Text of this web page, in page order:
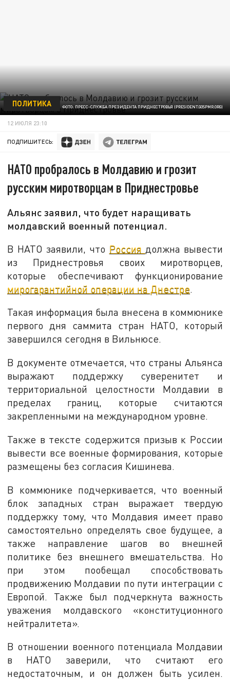
ФОТО: ПРЕСС-СЛУЖБА ПРЕЗИДЕНТА ПРИДНЕСТРОВЬЯ (PRESIDENT.GOSPMR.ORG)
ПОЛИТИКА
12 ИЮЛЯ 23:10
ПОДПИШИТЕСЬ:
НАТО пробралось в Молдавию и грозит
русским миротворцам в Приднестровье
Альянс заявил, что будет наращивать
молдавский военный потенциал.
В НАТО заявили, что Россия должна вывести
из Приднестровья своих миротворцев,
которые обеспечивают функционирование
мирогарантийной операции на Днестре.
Такая информация была внесена в коммюнике
первого дня саммита стран НАТО, который
завершился сегодня в Вильнюсе.
В документе отмечается, что страны Альянса
выражают поддержку суверенитет и
территориальной целостности Молдавии в
пределах границ, которые считаются
закрепленными на международном уровне.
Также в тексте содержится призыв к России
вывести все военные формирования, которые
размещены без согласия Кишинева.
В коммюнике подчеркивается, что военный
блок западных стран выражает твердую
поддержку тому, что Молдавия имеет право
самостоятельно определять свое будущее, а
также направление шагов во внешней
политике без внешнего вмешательства. Но
при этом пообещал способствовать
продвижению Молдавии по пути интеграции с
Европой. Также был подчеркнута важность
уважения молдавского «конституционного
нейтралитета».
В отношении военного потенциала Молдавии
в НАТО заверили, что считают его
недостаточным, и он должен быть усилен.